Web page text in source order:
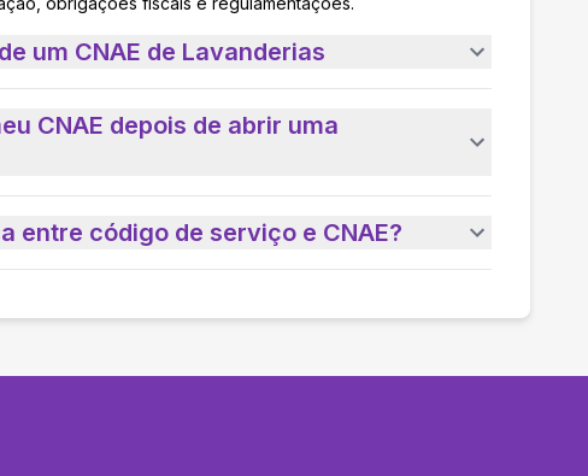
um CNAE de Lavanderias
CNAE depois de abrir uma
entre código de serviço e CNAE?